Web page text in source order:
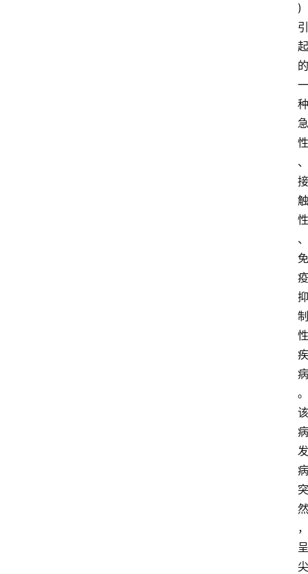
)
引
起
的
一
种
急
性
、
接
触
性
、
免
疫
抑
制
性
疾
病
。
该
病
发
病
突
然
，
呈
尖